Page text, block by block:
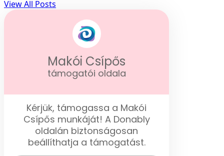
View All Posts
Makói Csípős
támogatói oldala
Kérjük, támogassa a Makói
Csípős munkáját! A Donably
oldalán biztonságosan
beállíthatja a támogatást.